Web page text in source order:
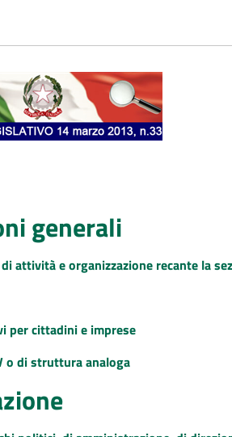
generali
attività e organizzazione recante la
per cittadini e imprese
o di struttura analoga